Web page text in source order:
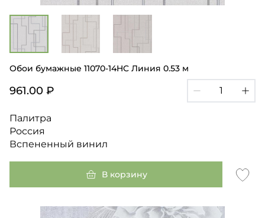
Обои бумажные 11070-14HC Линия 0.53 м
961.00 ₽
Палитра
Россия
Вспененный винил
В корзину